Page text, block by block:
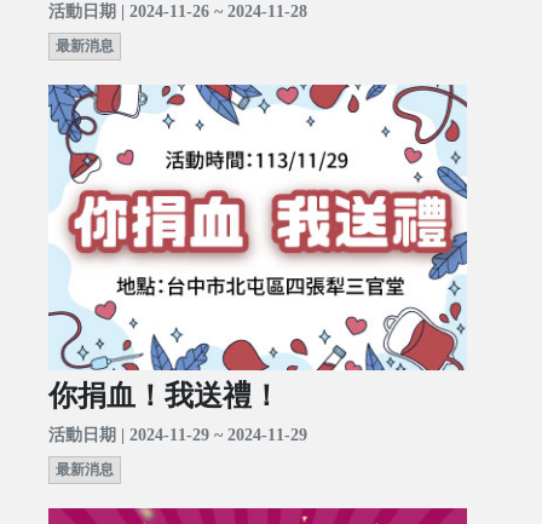
活動日期 | 2024-11-26 ~ 2024-11-28
最新消息
你捐血！我送禮！
活動日期 | 2024-11-29 ~ 2024-11-29
最新消息